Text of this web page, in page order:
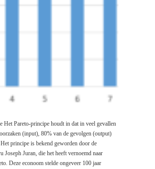
Het Pareto-principe houdt in dat in veel gevallen
(input), 80% van de gevolgen (output)
principe is bekend geworden door de
Joseph Juran, die het heeft vernoemd naar
Deze econoom stelde ongeveer 100 jaar